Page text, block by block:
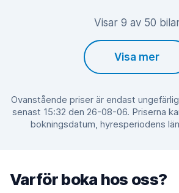
Visar 9 av 50
Visa mer
Ovanstående priser är endast
senast 15:32 den 26-08-06. Priserna
bokningsdatum, hyresperiodens
Varför boka hos oss?